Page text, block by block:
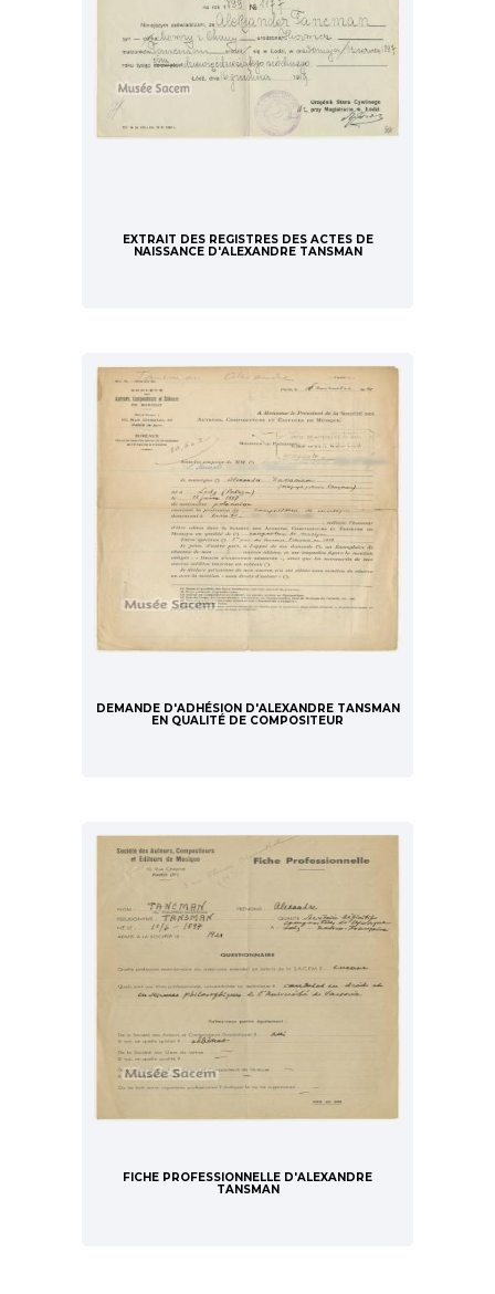
EXTRAIT DES REGISTRES DES ACTES DE
NAISSANCE D'ALEXANDRE TANSMAN
DEMANDE D'ADHÉSION D'ALEXANDRE TANSMAN
EN QUALITÉ DE COMPOSITEUR
FICHE PROFESSIONNELLE D'ALEXANDRE
TANSMAN